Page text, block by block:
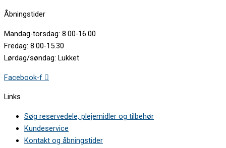
Åbningstider
Mandag-torsdag: 8.00-16.00
Fredag: 8.00-15.30
Lørdag/søndag: Lukket
Facebook-f
Links
Søg reservedele, plejemidler og tilbehør
Kundeservice
Kontakt og åbningstider